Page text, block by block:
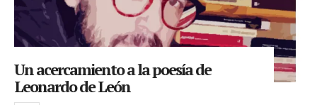
Un acercamiento a la poesía de
Leonardo de León